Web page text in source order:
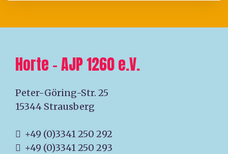
Horte – AJP 1260 e.V.
Peter-Göring-Str. 25
15344 Strausberg
+49 (0)3341 250 292
+49 (0)3341 250 293